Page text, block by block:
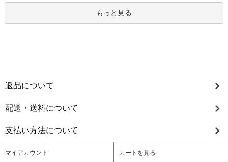
もっと見る
返品について
配送・送料について
支払い方法について
マイアカウント カートを見る